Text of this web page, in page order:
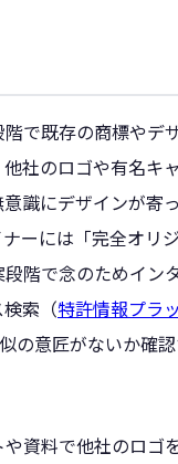
で既存の商標やデ
社のロゴや有名キ
識にデザインが寄
ーには「完全オリ
階で念のためイン
索（特許情報プラ
の意匠がないか確
資料で他社のロゴ